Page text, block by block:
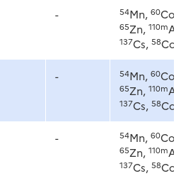
- 54Mn, 60Co,
65Zn, 110m
137Cs, 58Co
- 54Mn, 60Co,
65Zn, 110m
137Cs, 58Co
- 54Mn, 60Co,
65Zn, 110m
137Cs, 58Co